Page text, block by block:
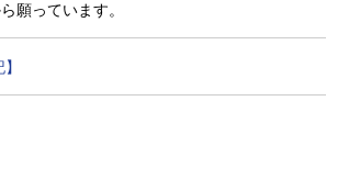
願っています。